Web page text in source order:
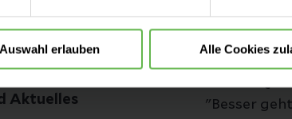
erlauben Alle Cookies
Aktuelles
"Besser